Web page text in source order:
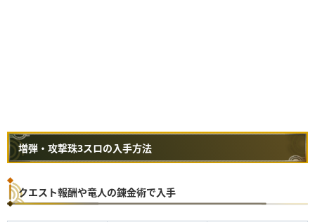
増弾・攻撃珠3スロの入手方法
クエスト報酬や竜人の錬金術で入手